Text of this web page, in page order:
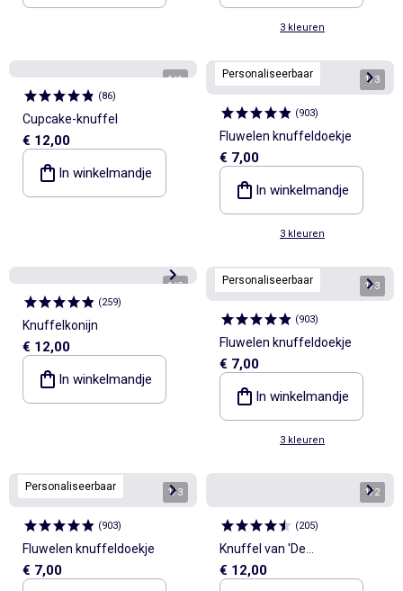
3 kleuren
1/1
(86)
Cupcake-knuffel
€ 12,00
In winkelmandje
Personaliseerbaar 1/3
(903)
Fluwelen knuffeldoekje
€ 7,00
In winkelmandje
3 kleuren
1/2
(259)
Knuffelkonijn
€ 12,00
In winkelmandje
Personaliseerbaar 1/3
(903)
Fluwelen knuffeldoekje
€ 7,00
In winkelmandje
3 kleuren
Personaliseerbaar 1/3
(903)
Fluwelen knuffeldoekje
€ 7,00
1/2
(205)
Knuffel van 'De
Leeuwenkoning'
€ 12,00